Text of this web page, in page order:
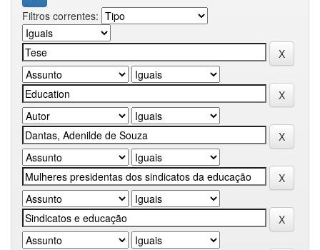
Filtros correntes: